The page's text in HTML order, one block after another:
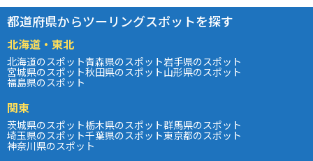
都道府県からツーリングスポットを探す
北海道・東北
北海道のスポット青森県のスポット岩手県のスポット
宮城県のスポット秋田県のスポット山形県のスポット
福島県のスポット
関東
茨城県のスポット栃木県のスポット群馬県のスポット
埼玉県のスポット千葉県のスポット東京都のスポット
神奈川県のスポット